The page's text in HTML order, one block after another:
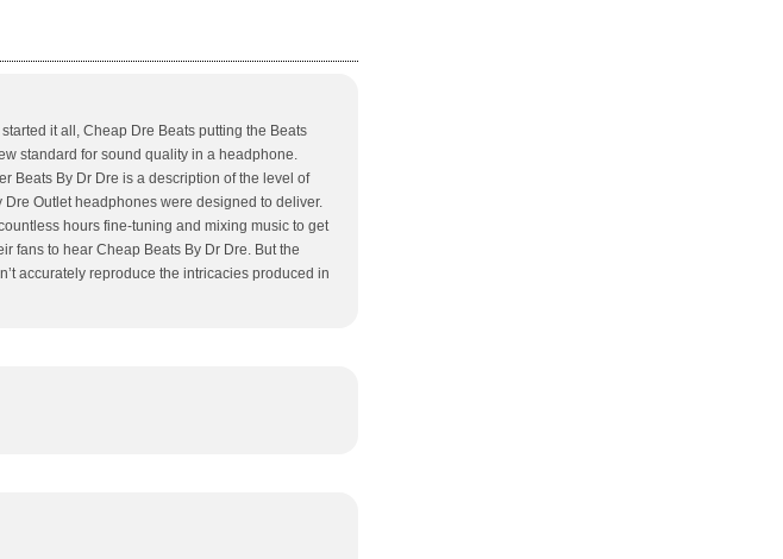
it all, Cheap Dre Beats putting the Beats
standard for sound quality in a headphone.
Beats By Dr Dre is a description of the level of
Outlet headphones were designed to deliver.
hours fine-tuning and mixing music to get
fans to hear Cheap Beats By Dr Dre. But the
accurately reproduce the intricacies produced in